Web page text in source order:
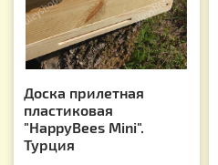
Доска прилетная
пластиковая
"HappyBees Mini".
Турция